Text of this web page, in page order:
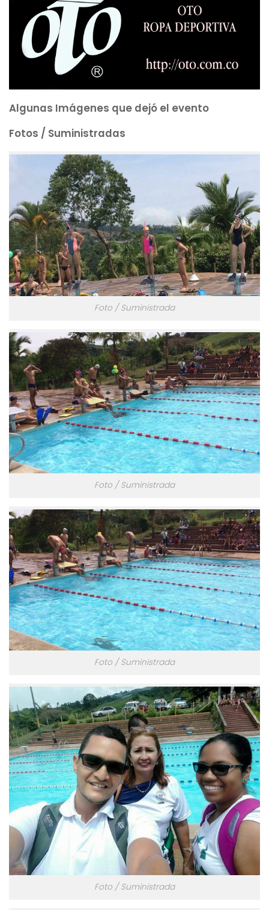
Algunas Imágenes que dejó el evento
Fotos / Suministradas
Foto / Suministrada
Foto / Suministrada
Foto / Suministrada
Foto / Suministrada